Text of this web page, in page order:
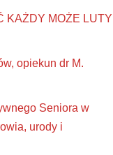
KAŻDY MOŻE LUTY
opiekun dr M.
Seniora w
urody i